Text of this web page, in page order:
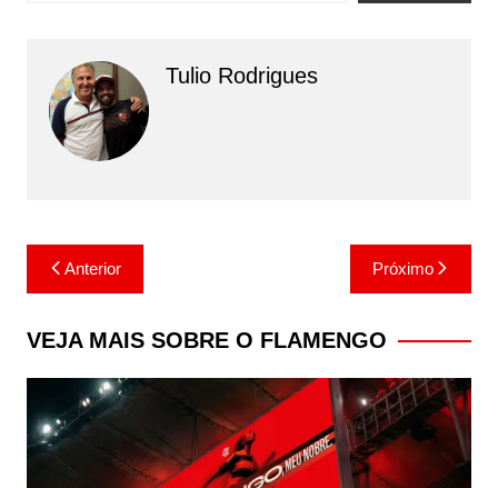
Tulio Rodrigues
Navegação
de
Post
Anterior Próximo
VEJA MAIS SOBRE O FLAMENGO